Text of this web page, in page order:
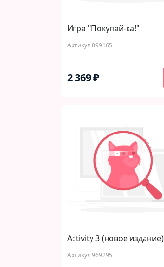
Игра "Покупай-ка!"
Артикул 899165
2 369 ₽
Activity 3 (новое издание)
Артикул 969295